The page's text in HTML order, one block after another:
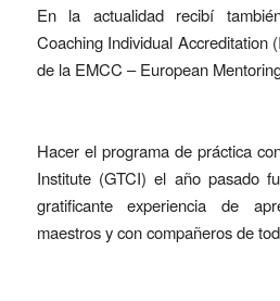
En la actualidad recibí
Coaching Individual Accreditation
de la EMCC – European
Hacer el programa de práctica
Institute (GTCI) el año pasado
gratificante experiencia de
maestros y con compañeros de